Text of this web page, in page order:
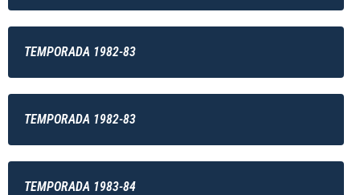
TEMPORADA 1982-83
TEMPORADA 1982-83
TEMPORADA 1983-84